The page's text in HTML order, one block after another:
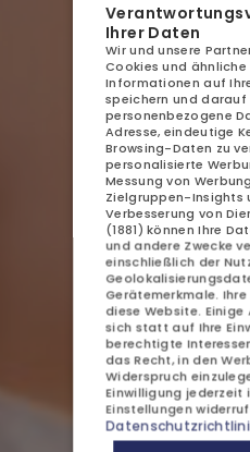
ANGEBOTE
Ihrer Daten
Wir und unsere
Cookies und
Informationen auf
speichern und
personenbezogene
Adresse, eindeutige
Browsing-Daten zu
personalisierte
Messung von
Zielgruppen-Insights
Verbesserung von
(1881) können Ihre
und andere Zwecke
einschließlich der
Gerätemerkmale.
diese Website.
sich statt auf Ihre
berechtigte
das Recht, in den
Widerspruch
Einwilligung jederzeit
Einstellungen